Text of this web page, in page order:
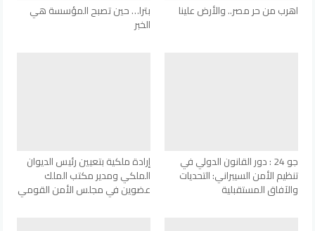
اهرب من حر مصر.. والأرض علينا بترا… حين تصبح المؤسسة هي
الخبر
جو 24 : دور القانون الدولي في
تنظيم الأمن السيبراني: التحديات
والآفاق المستقبلية
إرادة ملكية بتعيين رئيس الديوان
الملكي ومدير مكتب الملك
عضوين في مجلس الأمن القومي